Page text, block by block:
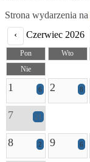
Strona wydarzenia na
‹
Czerwiec 2026
Pon Wto
Nie
1 6 2 8
7 21
8 2 9 6